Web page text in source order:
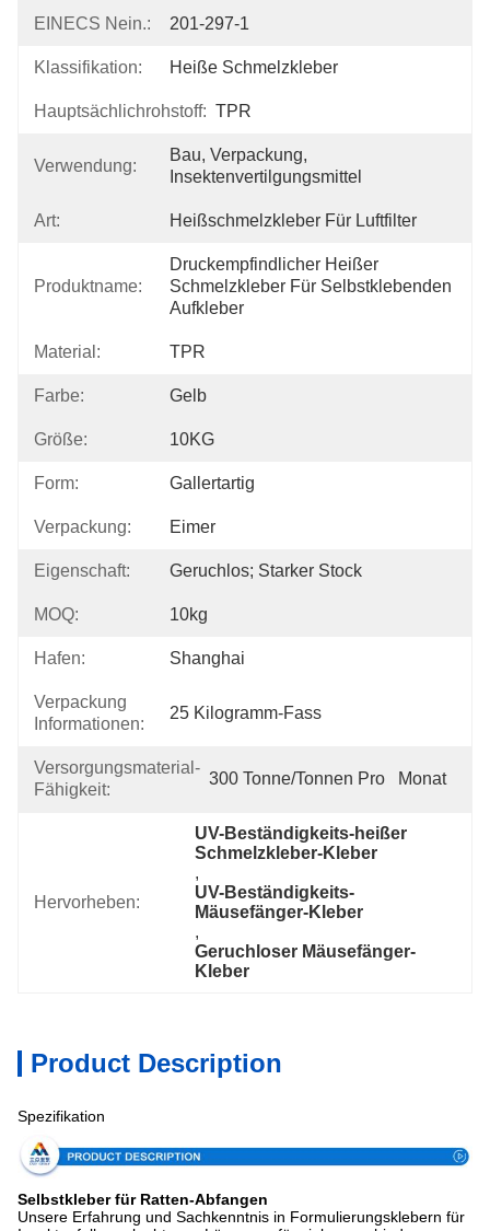
EINECS Nein.: 201-297-1
Klassifikation: Heiße Schmelzkleber
Hauptsächlichrohstoff: TPR
Verwendung:
Bau, Verpackung,
Insektenvertilgungsmittel
Art: Heißschmelzkleber Für Luftfilter
Produktname:
Druckempfindlicher Heißer
Schmelzkleber Für Selbstklebenden
Aufkleber
Material: TPR
Farbe: Gelb
Größe: 10KG
Form: Gallertartig
Verpackung: Eimer
Eigenschaft: Geruchlos; Starker Stock
MOQ: 10kg
Hafen: Shanghai
Verpackung
Informationen:
25 Kilogramm-Fass
Versorgungsmaterial-
Fähigkeit:
300 Tonne/Tonnen Pro   Monat
Hervorheben:
UV-Beständigkeits-heißer
Schmelzkleber-Kleber
,
UV-Beständigkeits-
Mäusefänger-Kleber
,
Geruchloser Mäusefänger-
Kleber
Product Description
Spezifikation
Selbstkleber für Ratten-Abfangen
Unsere Erfahrung und Sachkenntnis in Formulierungsklebern für